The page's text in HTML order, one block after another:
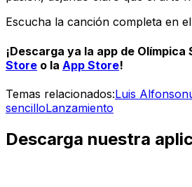
Escucha la canción completa en
¡Descarga ya la app de Olímpica
Store o la App Store!
Temas relacionados:Luis Alfonso
sencilloLanzamiento
Descarga nuestra